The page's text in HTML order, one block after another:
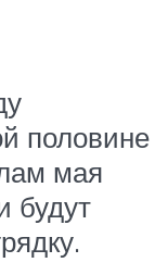
половине
мая
будут